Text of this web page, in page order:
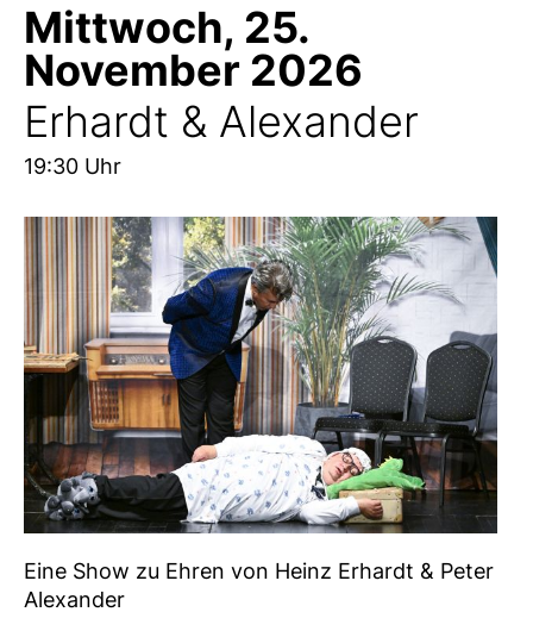
Mittwoch, 25.
November 2026
Erhardt & Alexander
19:30 Uhr
Eine Show zu Ehren von Heinz Erhardt & Peter
Alexander